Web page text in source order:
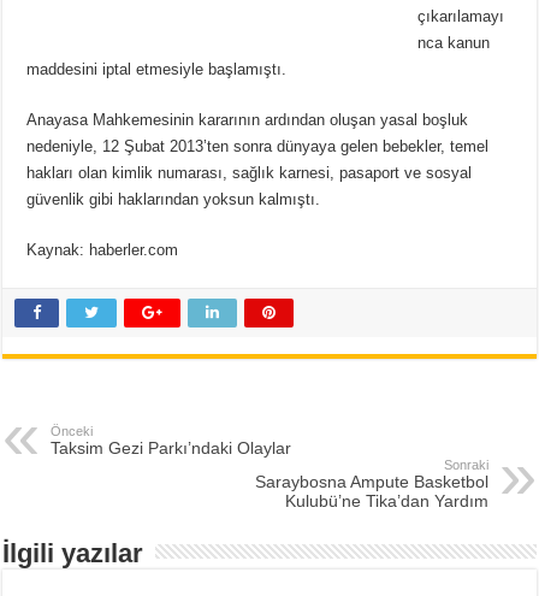
çıkarılamayı
nca kanun
maddesini iptal etmesiyle başlamıştı.
Anayasa Mahkemesinin kararının ardından oluşan yasal boşluk
nedeniyle, 12 Şubat 2013’ten sonra dünyaya gelen bebekler, temel
hakları olan kimlik numarası, sağlık karnesi, pasaport ve sosyal
güvenlik gibi haklarından yoksun kalmıştı.
Kaynak: haberler.com
Önceki
Taksim Gezi Parkı’ndaki Olaylar
Sonraki
Saraybosna Ampute Basketbol
Kulubü’ne Tika’dan Yardım
İlgili yazılar